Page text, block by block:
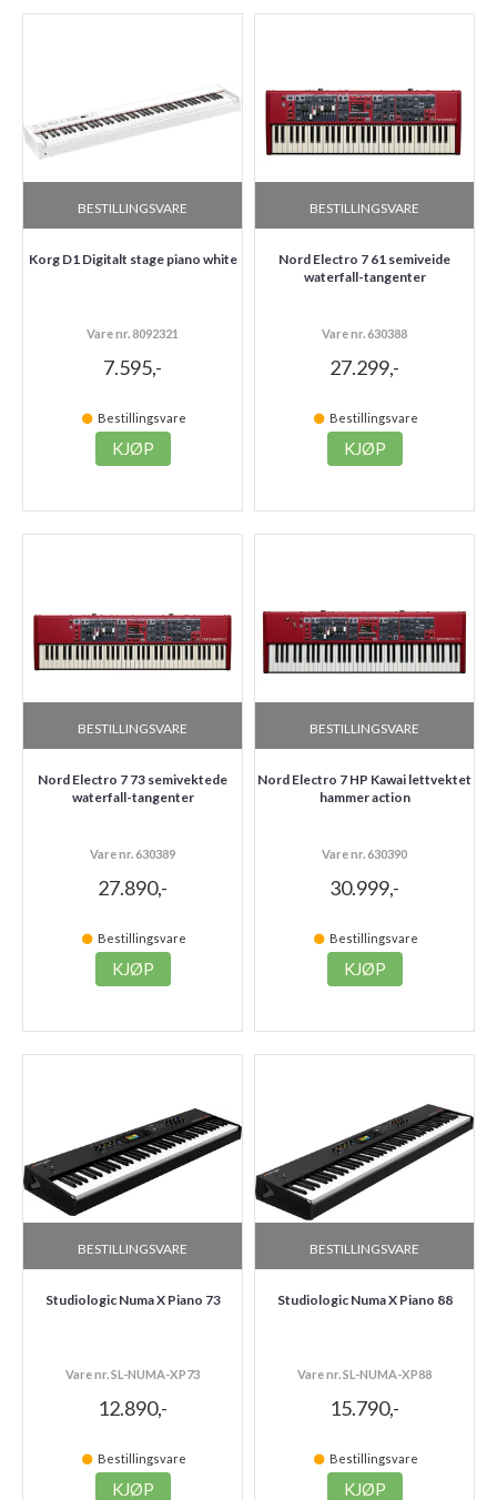
BESTILLINGSVARE
Korg D1 Digitalt stage piano white
Vare nr. 8092321
7.595,-
Bestillingsvare
KJØP
BESTILLINGSVARE
Nord Electro 7 61 semiveide
waterfall-tangenter
Vare nr. 630388
27.299,-
Bestillingsvare
KJØP
BESTILLINGSVARE
Nord Electro 7 73 semivektede
waterfall-tangenter
Vare nr. 630389
27.890,-
Bestillingsvare
KJØP
BESTILLINGSVARE
Nord Electro 7 HP Kawai lettvektet
hammer action
Vare nr. 630390
30.999,-
Bestillingsvare
KJØP
BESTILLINGSVARE
Studiologic Numa X Piano 73
Vare nr. SL-NUMA-XP73
12.890,-
Bestillingsvare
KJØP
BESTILLINGSVARE
Studiologic Numa X Piano 88
Vare nr. SL-NUMA-XP88
15.790,-
Bestillingsvare
KJØP